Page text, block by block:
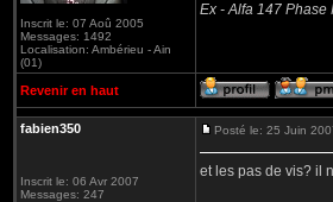
Inscrit le: 07 Aoû 2005
Messages: 1492
Localisation: Ambérieu - Ain
(01)
Ex - Alfa 147 Phase
Revenir en haut
fabien350
Inscrit le: 06 Avr 2007
Messages: 247
Posté le: 25 Juin
et les pas de vis? il